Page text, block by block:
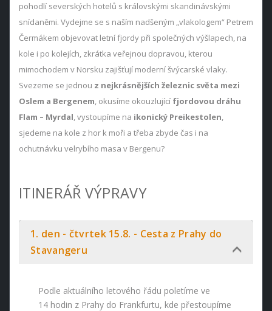
pohodlí severských hotelů s královskými skandinávskými
snídaněmi. Vydejme se s naším nadšeným „vlakologem“ Petrem
Čermákem objevovat letní fjordy při společných výšlapech, na
kole i po kolejích, zkrátka veřejnou dopravou, kterou
mimochodem v Norsku zajišťují moderní švýcarské vlaky.
Svezeme se jednou z nejkrásnějších železnic světa mezi
Oslem a Bergenem, okusíme okouzlující fjordovou dráhu
Flam – Myrdal, vystoupíme na ikonický Preikestolen,
sjedeme na kole z hor k moři a třeba zbyde čas i na
ochutnávku velrybího masa v Bergenu?
ITINERÁŘ VÝPRAVY
1. den - čtvrtek 15.8. - Cesta z Prahy do
Stavangeru
Podle aktuálního letového řádu poletíme ve
14 hodin z Prahy do Frankfurtu, kde přestoupíme